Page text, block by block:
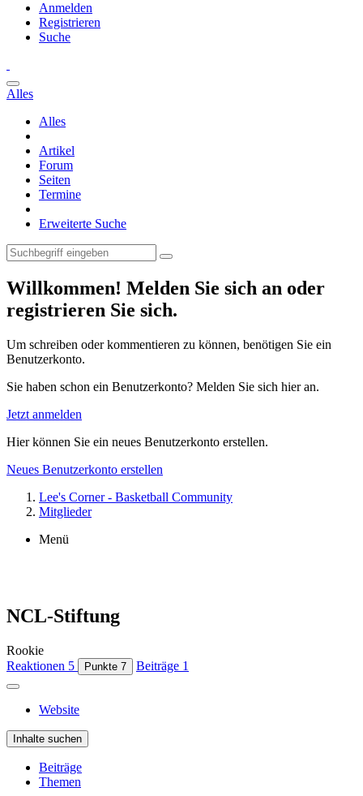
Anmelden
Registrieren
Suche
Alles
Alles
Artikel
Forum
Seiten
Termine
Erweiterte Suche
Willkommen! Melden Sie sich an oder
registrieren Sie sich.
Um schreiben oder kommentieren zu können, benötigen Sie ein
Benutzerkonto.
Sie haben schon ein Benutzerkonto? Melden Sie sich hier an.
Jetzt anmelden
Hier können Sie ein neues Benutzerkonto erstellen.
Neues Benutzerkonto erstellen
Lee's Corner - Basketball Community
Mitglieder
Menü
NCL-Stiftung
Rookie
Reaktionen 5 Punkte 7 Beiträge 1
Website
Inhalte suchen
Beiträge
Themen